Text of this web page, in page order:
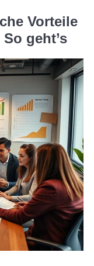
Vorteile
geht’s